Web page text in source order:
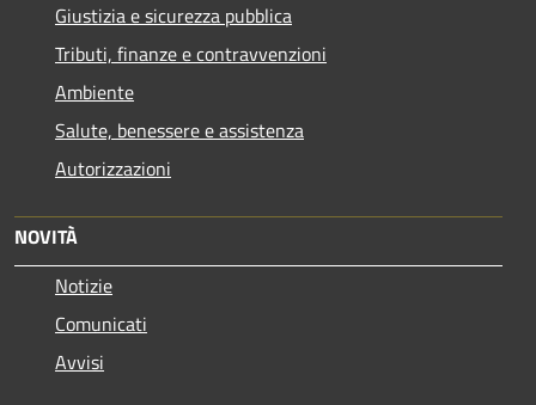
Giustizia e sicurezza pubblica
Tributi, finanze e contravvenzioni
Ambiente
Salute, benessere e assistenza
Autorizzazioni
NOVITÀ
Notizie
Comunicati
Avvisi